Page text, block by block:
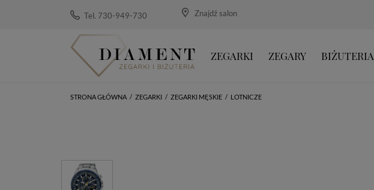
Tel. 730-949-730 Znajdź salon
ZEGARKI ZEGARY BIŻUTERIA
STRONA GŁÓWNA / ZEGARKI / ZEGARKI MĘSKIE / LOTNICZE